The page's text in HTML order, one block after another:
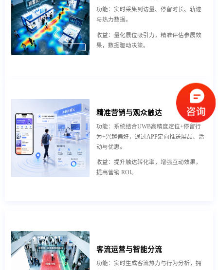
功能：实时采集到访量、停留时长、轨迹
与热力数据。
收益：量化展位吸引力，精准评估参展效
果，数据驱动决策。
精准营销与观众触达
功能：系统结合UWB高精度定位+停留行
为+兴趣偏好，通过APP定向推送展品、活
动与优惠。
收益：提升触达转化率，增强互动效果，
提高营销 ROI。
客流运营与智能分流
功能：实时生成客流热力与行为分析，拥